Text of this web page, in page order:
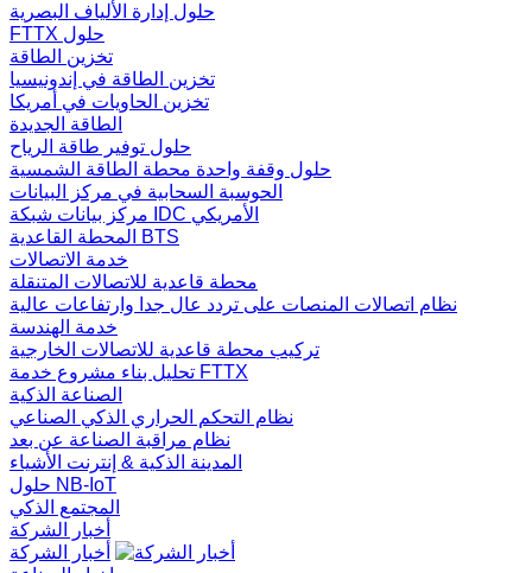
حلول إدارة الألياف البصرية
FTTX حلول
تخزين الطاقة
تخزين الطاقة في إندونيسيا
تخزين الحاويات في أمريكا
الطاقة الجديدة
حلول توفير طاقة الرياح
حلول وقفة واحدة محطة الطاقة الشمسية
الحوسبة السحابية في مركز البيانات
مركز بيانات شبكة IDC الأمريكي
المحطة القاعدية BTS
خدمة الاتصالات
محطة قاعدية للاتصالات المتنقلة
نظام اتصالات المنصات على تردد عال جدا وارتفاعات عالية
خدمة الهندسة
تركيب محطة قاعدية للاتصالات الخارجية
تحليل بناء مشروع خدمة FTTX
الصناعة الذكية
نظام التحكم الحراري الذكي الصناعي
نظام مراقبة الصناعة عن بعد
المدينة الذكية & إنترنت الأشياء
حلول NB-IoT
المجتمع الذكي
أخبار الشركة
أخبار الشركة